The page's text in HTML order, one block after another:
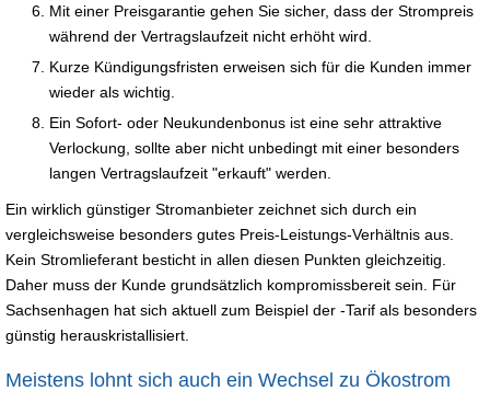
Mit einer Preisgarantie gehen Sie sicher, dass der Strompreis
während der Vertragslaufzeit nicht erhöht wird.
Kurze Kündigungsfristen erweisen sich für die Kunden immer
wieder als wichtig.
Ein Sofort- oder Neukundenbonus ist eine sehr attraktive
Verlockung, sollte aber nicht unbedingt mit einer besonders
langen Vertragslaufzeit "erkauft" werden.
Ein wirklich günstiger Stromanbieter zeichnet sich durch ein
vergleichsweise besonders gutes Preis-Leistungs-Verhältnis aus.
Kein Stromlieferant besticht in allen diesen Punkten gleichzeitig.
Daher muss der Kunde grundsätzlich kompromissbereit sein. Für
Sachsenhagen hat sich aktuell zum Beispiel der -Tarif als besonders
günstig herauskristallisiert.
Meistens lohnt sich auch ein Wechsel zu Ökostrom